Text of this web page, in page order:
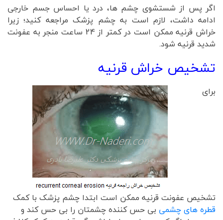
اگر پس از شستشوی چشم ها، درد یا احساس جسم خارجی
ادامه داشت، لازم است به چشم پزشک مراجعه کنید؛ زیرا
خراش قرنیه ممکن است در کمتر از 24 ساعت منجر به عفونت
شدید قرنیه شود.
تشخیص خراش قرنیه
برای
تشخیص عفونت قرنیه ممکن است ابتدا چشم پزشک با کمک
قطره های چشمی بی حس کننده چشمتان را بی حس کند و